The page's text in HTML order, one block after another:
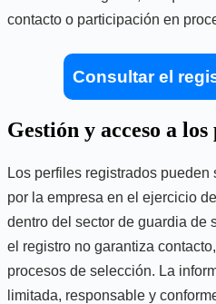
contacto o participación en
Consultar el
Gestión y acceso a
Los perfiles registrados
por la empresa en el ejercicio
dentro del sector de guardia de
el registro no garantiza
procesos de selección. La
limitada, responsable y